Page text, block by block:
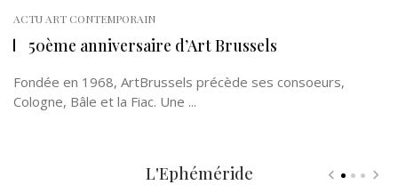
ACTU ART CONTEMPORAIN
50ème anniversaire d’Art Brussels
Fondée en 1968, ArtBrussels précède ses consoeurs,
Cologne, Bâle et la Fiac. Une ...
L'Ephéméride